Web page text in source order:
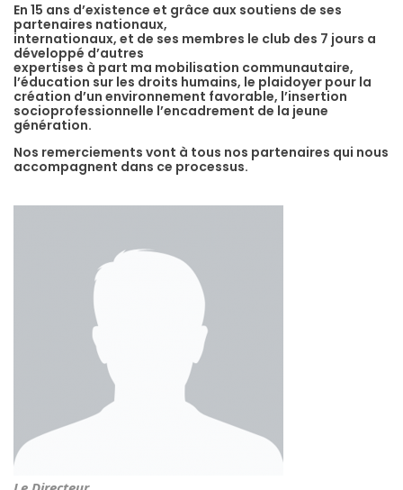
En 15 ans d’existence et grâce aux soutiens de ses
partenaires nationaux,
internationaux, et de ses membres le club des 7 jours a
développé d’autres
expertises à part ma mobilisation communautaire,
l’éducation sur les droits humains, le plaidoyer pour la
création d’un environnement favorable, l’insertion
socioprofessionnelle l’encadrement de la jeune
génération.
Nos remerciements vont à tous nos partenaires qui nous
accompagnent dans ce processus.